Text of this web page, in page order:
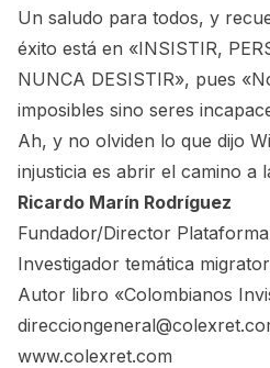
Un saludo para todos, y
éxito está en «INSISTIR,
NUNCA DESISTIR», pues
imposibles sino seres
Ah, y no olviden lo que dijo
injusticia es abrir el camino a
Ricardo Marín Rodríguez
Fundador/Director Plataforma
Investigador temática
Autor libro «Colombianos
www.colexret.com